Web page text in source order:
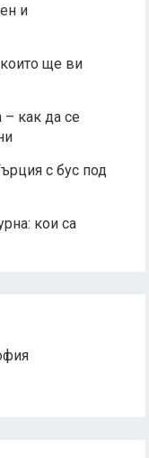
и
ще ви
– как да се
с бус под
кои са